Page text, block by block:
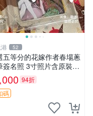
52
五等分的花嫁作者春場蔥
簽名照 3寸照片含原裝卡
收藏級周邊適合珍藏 五等
花嫁 照片 春場蔥
94折
碼